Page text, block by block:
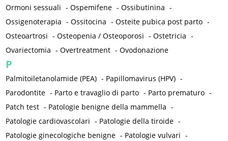
Ormoni sessuali -Ospemifene -Ossibutinina -
Ossigenoterapia -Ossitocina -Osteite pubica post parto -
Osteoartrosi -Osteopenia / Osteoporosi -Ostetricia -
Ovariectomia -Overtreatment -Ovodonazione
P
Palmitoiletanolamide (PEA) - Papillomavirus (HPV) -
Parodontite - Parto e travaglio di parto - Parto prematuro -
Patch test - Patologie benigne della mammella -
Patologie cardiovascolari - Patologie della tiroide -
Patologie ginecologiche benigne - Patologie vulvari -